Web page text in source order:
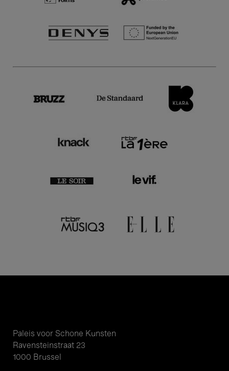
Paleis voor Schone Kunsten
Ravensteinstraat 23
1000 Brussel